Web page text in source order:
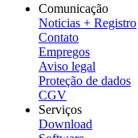
Comunicação
Noticias + Registro
Contato
Empregos
Aviso legal
Proteção de dados
CGV
Serviços
Download